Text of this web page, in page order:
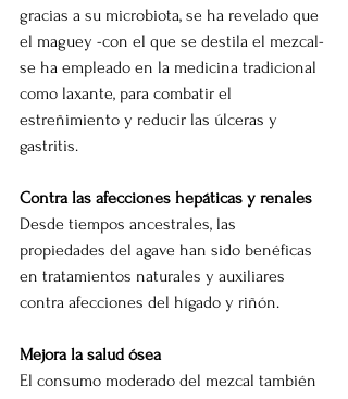
gracias a su microbiota, se ha revelado que
el maguey -con el que se destila el mezcal-
se ha empleado en la medicina tradicional
como laxante, para combatir el
estreñimiento y reducir las úlceras y
gastritis.
Contra las afecciones hepáticas y renales
Desde tiempos ancestrales, las
propiedades del agave han sido benéficas
en tratamientos naturales y auxiliares
contra afecciones del hígado y riñón.
Mejora la salud ósea
El consumo moderado del mezcal también